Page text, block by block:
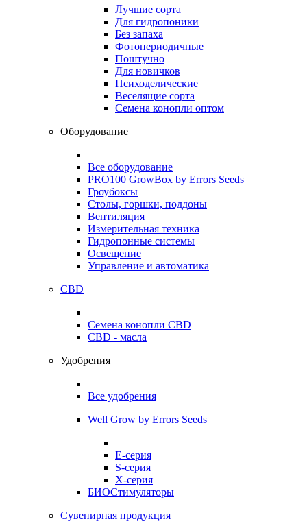
Лучшие сорта
Для гидропоники
Без запаха
Фотопериодичные
Поштучно
Для новичков
Психоделические
Веселящие сорта
Семена конопли оптом
Оборудование
Все оборудование
PRO100 GrowBox by Errors Seeds
Гроубоксы
Столы, горшки, поддоны
Вентиляция
Измерительная техника
Гидропонные системы
Освещение
Управление и автоматика
CBD
Семена конопли CBD
CBD - масла
Удобрения
Все удобрения
Well Grow by Errors Seeds
E-серия
S-серия
X-серия
БИОСтимуляторы
Сувенирная продукция